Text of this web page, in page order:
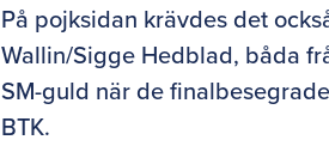
På pojksidan krävdes det
Wallin/Sigge Hedblad, båda
SM-guld när de
BTK.